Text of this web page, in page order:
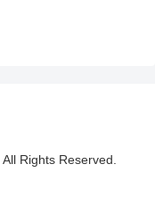
Rights Reserved.